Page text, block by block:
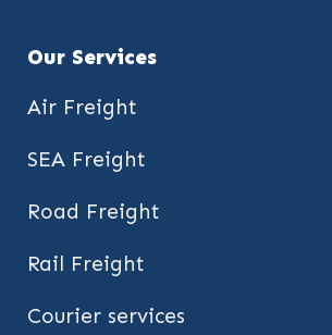
Our Services
Air Freight
SEA Freight
Road Freight
Rail Freight
Courier services